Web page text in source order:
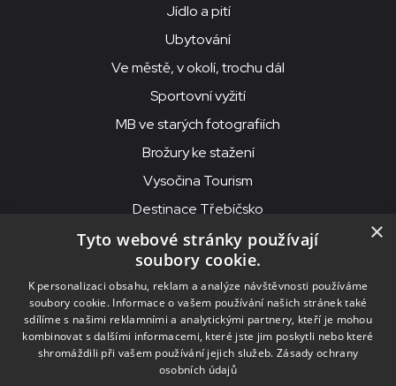
Jídlo a pití
Ubytování
Ve městě, v okolí, trochu dál
Sportovní vyžití
MB ve starých fotografiích
Brožury ke stažení
Vysočina Tourism
Destinace Třebíčsko
© 2026MKS Beseda Mor. Budějovice
MKS Beseda, příspěvková organizace, Purcnerova 62, 676 02
Moravské Budějovice
IČO: 00091758, DIČ: CZ00091758, ID datové schránky: chjn2kd
×
Tyto webové stránky používají
soubory cookie.
K personalizaci obsahu, reklam a analýze návštěvnosti používáme
soubory cookie. Informace o vašem používání našich stránek také
sdílíme s našimi reklamními a analytickými partnery, kteří je mohou
kombinovat s dalšími informacemi, které jste jim poskytli nebo které
shromáždili při vašem používání jejich služeb. Zásady ochrany
osobních údajů